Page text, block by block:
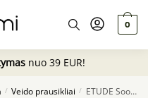
0
nuo 39 EUR!
/ Veido prausikliai / ETUDE Soon Jung pH 6,5 Whip Cleanser, 150ml